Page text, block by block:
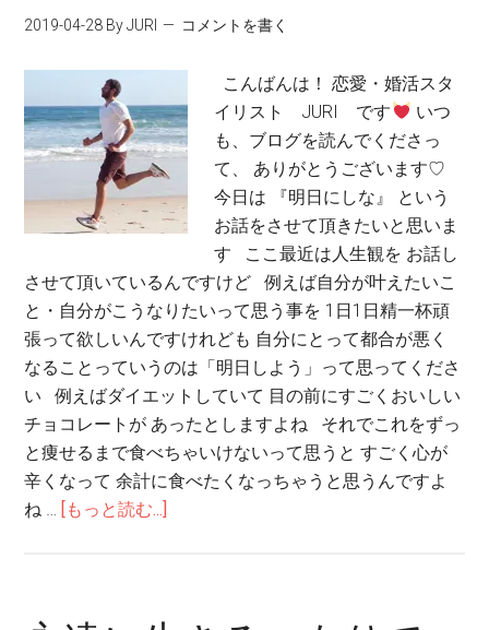
2019-04-28 By JURI コメントを書く
こんばんは！ 恋愛・婚活スタ
イリスト JURI です
いつ
も、ブログを読んでくださっ
て、 ありがとうございます♡
今日は 『明日にしな』 という
お話をさせて頂きたいと思いま
す ここ最近は人生観を お話し
させて頂いているんですけど 例えば自分が叶えたいこ
と・自分がこうなりたいって思う事を 1日1日精一杯頑
張って欲しいんですけれども 自分にとって都合が悪く
なることっていうのは「明日しよう」って思ってくださ
い 例えばダイエットしていて 目の前にすごくおいしい
チョコレートが あったとしますよね それでこれをずっ
と痩せるまで食べちゃいけないって思うと すごく心が
辛くなって 余計に食べたくなっちゃうと思うんですよ
ね … [もっと読む...]